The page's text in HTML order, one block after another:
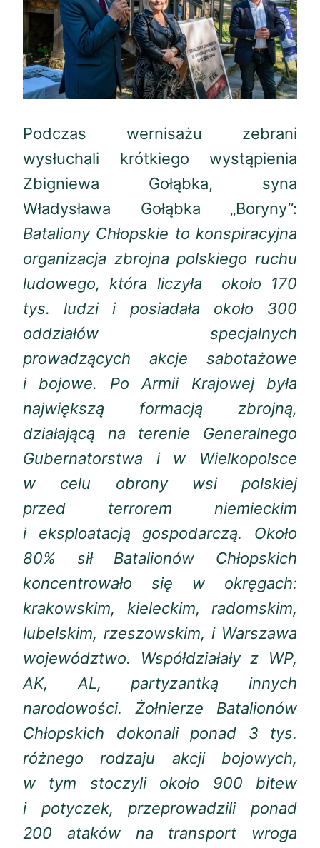
Podczas wernisażu zebrani
wysłuchali krótkiego wystąpienia
Zbigniewa Gołąbka, syna
Władysława Gołąbka „Boryny”:
Bataliony Chłopskie to konspiracyjna
organizacja zbrojna polskiego ruchu
ludowego, która liczyła około 170
tys. ludzi i posiadała około 300
oddziałów specjalnych
prowadzących akcje sabotażowe
i bojowe. Po Armii Krajowej była
największą formacją zbrojną,
działającą na terenie Generalnego
Gubernatorstwa i w Wielkopolsce
w celu obrony wsi polskiej
przed terrorem niemieckim
i eksploatacją gospodarczą. Około
80% sił Batalionów Chłopskich
koncentrowało się w okręgach:
krakowskim, kieleckim, radomskim,
lubelskim, rzeszowskim, i Warszawa
województwo. Współdziałały z WP,
AK, AL, partyzantką innych
narodowości. Żołnierze Batalionów
Chłopskich dokonali ponad 3 tys.
różnego rodzaju akcji bojowych,
w tym stoczyli około 900 bitew
i potyczek, przeprowadzili ponad
200 ataków na transport wroga